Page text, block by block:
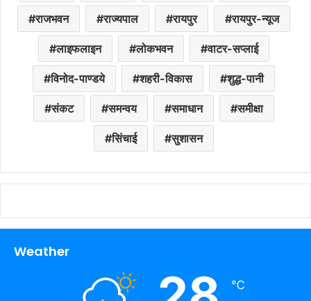
राजभवन राज्यपाल रायपुर रायपुर-न्यूज
लाइफलाइन लोकभवन वाटर-सप्लाई
विनोद-पाण्डये शहरी-विकास शुद्ध-पानी
संकट समन्वय समाधान समीक्षा
सिंचाई सुशासन
Weather
℃